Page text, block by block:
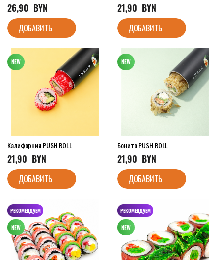
26,90
  BYN
ДОБАВИТЬ
21,90
  BYN
ДОБАВИТЬ
Калифорния PUSH ROLL
21,90
  BYN
ДОБАВИТЬ
Бонито PUSH ROLL
21,90
  BYN
ДОБАВИТЬ
РЕКОМЕНДУЕМ РЕКОМЕНДУЕМ